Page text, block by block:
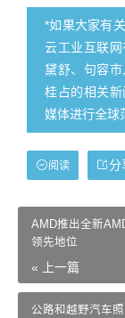
*如果大家有
云工业互联
黛舒、句容
桂占的相关
媒体进行全球
分
阅读
AMD推出全新
领先地位
« 上一篇
公路和越野汽车